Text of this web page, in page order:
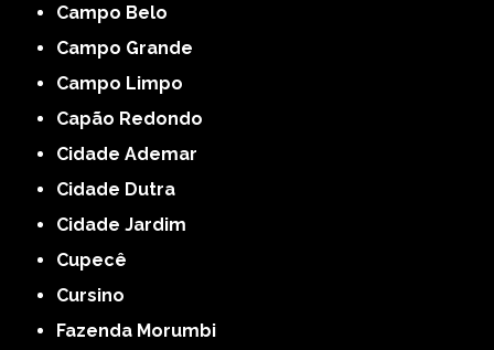
Campo Belo
Campo Grande
Campo Limpo
Capão Redondo
Cidade Ademar
Cidade Dutra
Cidade Jardim
Cupecê
Cursino
Fazenda Morumbi